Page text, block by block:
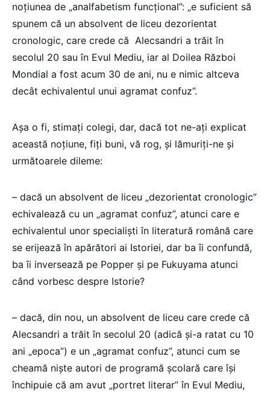
noțiunea de „analfabetism funcțional”: „e suficient să
spunem că un absolvent de liceu dezorientat
cronologic, care crede că Alecsandri a trăit în
secolul 20 sau în Evul Mediu, iar al Doilea Război
Mondial a fost acum 30 de ani, nu e nimic altceva
decât echivalentul unui agramat confuz”.
Așa o fi, stimați colegi, dar, dacă tot ne-ați explicat
această noțiune, fiți buni, vă rog, și lămuriți-ne și
următoarele dileme:
– dacă un absolvent de liceu „dezorientat cronologic”
echivalează cu un „agramat confuz”, atunci care e
echivalentul unor specialiști în literatură română care
se erijează în apărători ai Istoriei, dar ba îi confundă,
ba îi inversează pe Popper și pe Fukuyama atunci
când vorbesc despre Istorie?
– dacă, din nou, un absolvent de liceu care crede că
Alecsandri a trăit în secolul 20 (adică și-a ratat cu 10
ani „epoca”) e un „agramat confuz”, atunci cum se
cheamă niște autori de programă școlară care își
închipuie că am avut „portret literar” în Evul Mediu,